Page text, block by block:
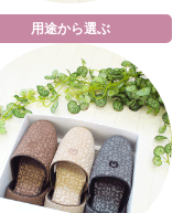
用途から選ぶ